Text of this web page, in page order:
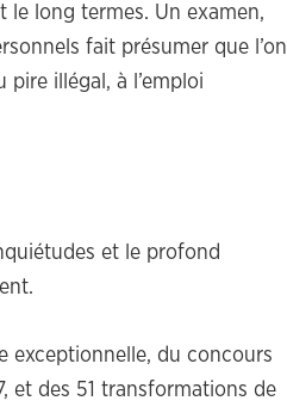
le long termes. Un examen,
fait présumer que l’on
illégal, à l’emploi
et le profond
exceptionnelle, du concours
et des 51 transformations de